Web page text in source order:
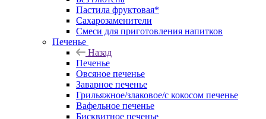
Пастила фруктовая*
Сахарозаменители
Смеси для приготовления напитков
Печенье
Назад
Печенье
Овсяное печенье
Заварное печенье
Грильяжное/злаковое/с кокосом печенье
Вафельное печенье
Бисквитное печенье